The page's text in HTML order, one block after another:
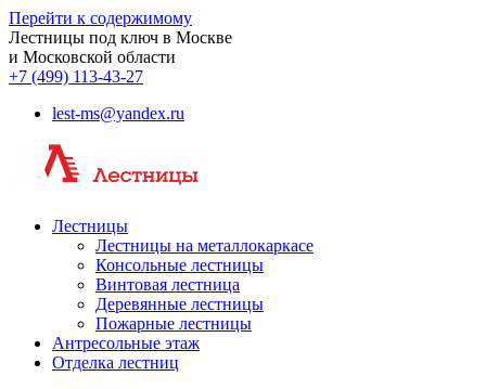
Перейти к содержимому
Лестницы под ключ в Москве
и Московской области
+7 (499) 113-43-27
lest-ms@yandex.ru
Лестницы
Лестницы на металлокаркасе
Консольные лестницы
Винтовая лестница
Деревянные лестницы
Пожарные лестницы
Антресольные этаж
Отделка лестниц